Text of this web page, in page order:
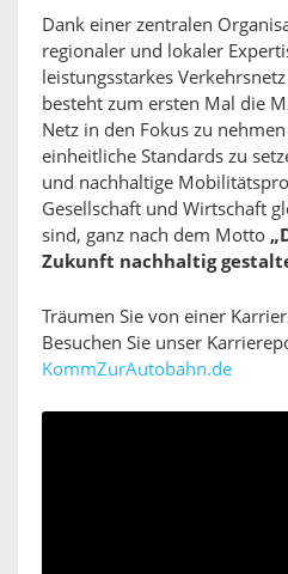
Dank einer zentralen
regionaler und lokaler
leistungsstarkes
besteht zum ersten Mal die
Netz in den Fokus zu
einheitliche Standards zu
und nachhaltige
Gesellschaft und Wirtschaft
sind, ganz nach dem Motto
Zukunft nachhaltig
Träumen Sie von einer
Besuchen Sie unser
KommZurAutobahn.de